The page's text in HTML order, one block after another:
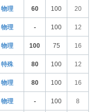
物理 60 100 20
物理 - 100 12
物理 100 75 16
特殊 80 100 12
物理 80 100 16
物理 - 100 8